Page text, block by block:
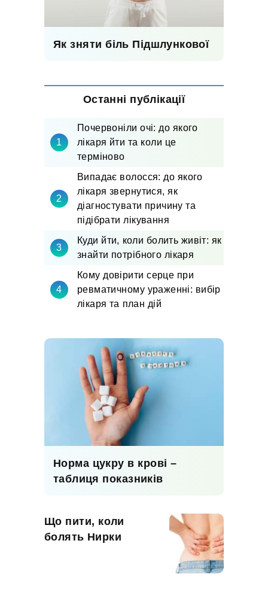
Як зняти біль Підшлункової
Останні публікації
Почервоніли очі: до якого
лікаря йти та коли це
терміново
Випадає волосся: до якого
лікаря звернутися, як
діагностувати причину та
підібрати лікування
Куди йти, коли болить живіт: як
знайти потрібного лікаря
Кому довірити серце при
ревматичному ураженні: вибір
лікаря та план дій
Норма цукру в крові –
таблиця показників
Що пити, коли
болять Нирки